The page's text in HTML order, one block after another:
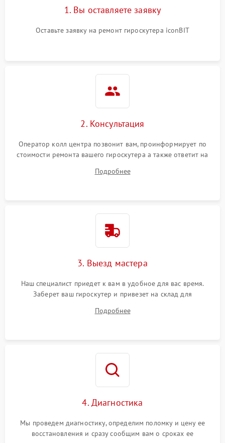
1. Вы оставляете заявку
Оставьте заявку на ремонт гироскутера iconBIT
2. Консультация
Оператор колл центра позвонит вам, проинформирует по
стоимости ремонта вашего гироскутера а также ответит на
Подробнее
3. Выезд мастера
Наш специалист приедет к вам в удобное для вас время.
Заберет ваш гироскутер и привезет на склад для
Подробнее
4. Диагностика
Мы проведем диагностику, определим поломку и цену ее
восстановления и сразу сообщим вам о сроках ее